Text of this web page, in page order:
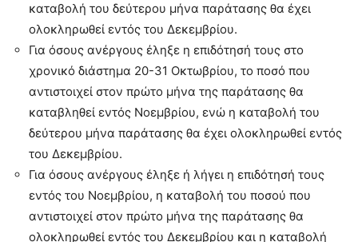
καταβολή του δεύτερου μήνα παράτασης θα έχει
ολοκληρωθεί εντός του Δεκεμβρίου.
Για όσους ανέργους έληξε η επιδότησή τους στο
χρονικό διάστημα 20-31 Οκτωβρίου, το ποσό που
αντιστοιχεί στον πρώτο μήνα της παράτασης θα
καταβληθεί εντός Νοεμβρίου, ενώ η καταβολή του
δεύτερου μήνα παράτασης θα έχει ολοκληρωθεί εντός
του Δεκεμβρίου.
Για όσους ανέργους έληξε ή λήγει η επιδότησή τους
εντός του Νοεμβρίου, η καταβολή του ποσού που
αντιστοιχεί στον πρώτο μήνα της παράτασης θα
ολοκληρωθεί εντός του Δεκεμβρίου και η καταβολή